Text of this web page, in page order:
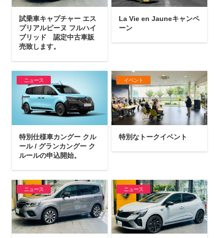
試乗車キャプチャー エス
プリアルピーヌ フルハイ
ブリッド 認定中古車販
売致します。
La Vie en Jauneキャンペ
ーン
ニュース
特別仕様車カングー クル
ール / グランカングー ク
ルールの申込開始。
イベント
特別なトークイベント
ニュース ニュース